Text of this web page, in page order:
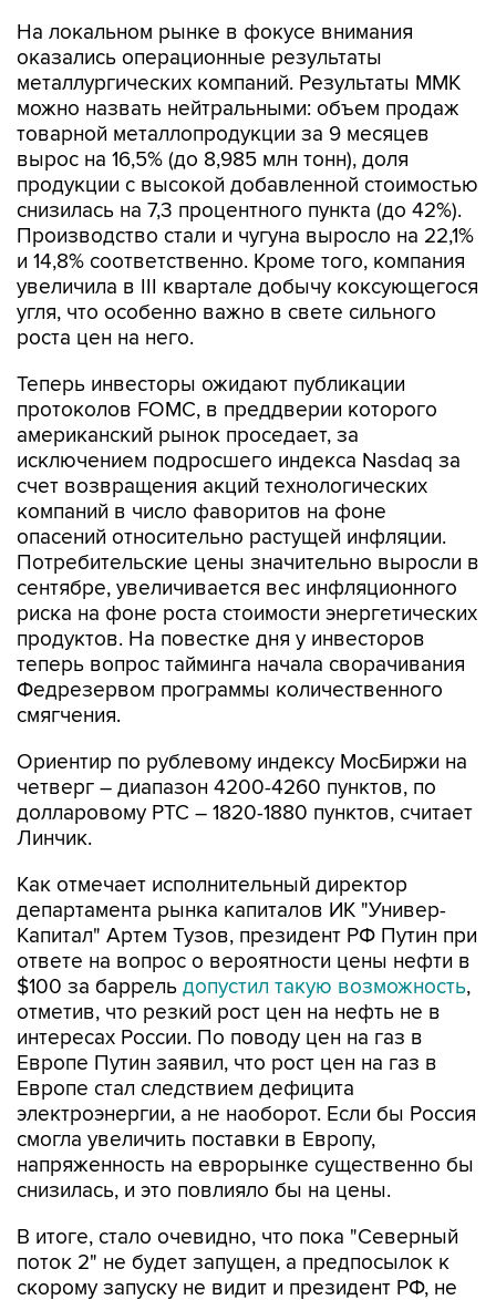
На локальном рынке в фокусе внимания
оказались операционные результаты
металлургических компаний. Результаты ММК
можно назвать нейтральными: объем продаж
товарной металлопродукции за 9 месяцев
вырос на 16,5% (до 8,985 млн тонн), доля
продукции с высокой добавленной стоимостью
снизилась на 7,3 процентного пункта (до 42%).
Производство стали и чугуна выросло на 22,1%
и 14,8% соответственно. Кроме того, компания
увеличила в III квартале добычу коксующегося
угля, что особенно важно в свете сильного
роста цен на него.
Теперь инвесторы ожидают публикации
протоколов FOMC, в преддверии которого
американский рынок проседает, за
исключением подросшего индекса Nasdaq за
счет возвращения акций технологических
компаний в число фаворитов на фоне
опасений относительно растущей инфляции.
Потребительские цены значительно выросли в
сентябре, увеличивается вес инфляционного
риска на фоне роста стоимости энергетических
продуктов. На повестке дня у инвесторов
теперь вопрос тайминга начала сворачивания
Федрезервом программы количественного
смягчения.
Ориентир по рублевому индексу МосБиржи на
четверг – диапазон 4200-4260 пунктов, по
долларовому РТС – 1820-1880 пунктов, считает
Линчик.
Как отмечает исполнительный директор
департамента рынка капиталов ИК "Универ-
Капитал" Артем Тузов, президент РФ Путин при
ответе на вопрос о вероятности цены нефти в
$100 за баррель допустил такую возможность,
отметив, что резкий рост цен на нефть не в
интересах России. По поводу цен на газ в
Европе Путин заявил, что рост цен на газ в
Европе стал следствием дефицита
электроэнергии, а не наоборот. Если бы Россия
смогла увеличить поставки в Европу,
напряженность на еврорынке существенно бы
снизилась, и это повлияло бы на цены.
В итоге, стало очевидно, что пока "Северный
поток 2" не будет запущен, а предпосылок к
скорому запуску не видит и президент РФ, не